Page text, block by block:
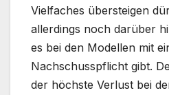
Vielfaches übersteigen
allerdings noch darüber
es bei den Modellen mit
Nachschusspflicht gibt.
der höchste Verlust bei